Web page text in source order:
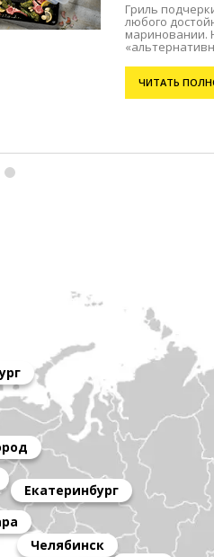
Гриль
любого
мариновании.
ЧИТАТЬ
Екатеринбург
Челябинск